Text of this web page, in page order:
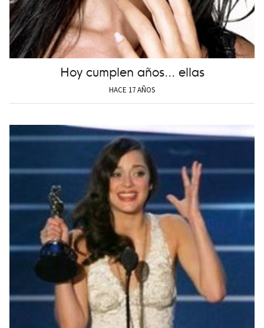
Hoy cumplen años... ellas
HACE 17 AÑOS